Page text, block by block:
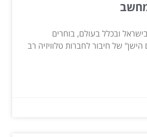
ובכלל בעולם, בוחרים
של חיבור לחברות טלוויזיה רב